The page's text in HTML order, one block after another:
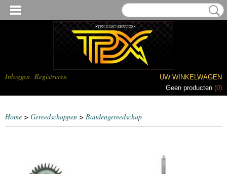
Inloggen Registreren
UW WINKELWAGEN
Geen producten (0)
Home > Gereedschappen > Bandengereedschap